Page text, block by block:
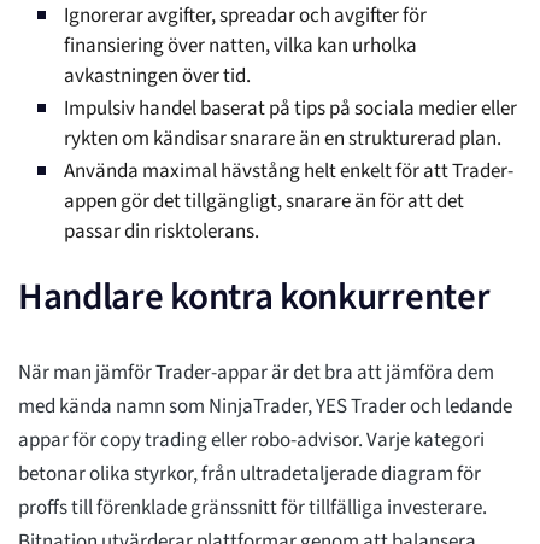
Ignorerar avgifter, spreadar och avgifter för
finansiering över natten, vilka kan urholka
avkastningen över tid.
Impulsiv handel baserat på tips på sociala medier eller
rykten om kändisar snarare än en strukturerad plan.
Använda maximal hävstång helt enkelt för att Trader-
appen gör det tillgängligt, snarare än för att det
passar din risktolerans.
Handlare kontra konkurrenter
När man jämför Trader-appar är det bra att jämföra dem
med kända namn som NinjaTrader, YES Trader och ledande
appar för copy trading eller robo-advisor. Varje kategori
betonar olika styrkor, från ultradetaljerade diagram för
proffs till förenklade gränssnitt för tillfälliga investerare.